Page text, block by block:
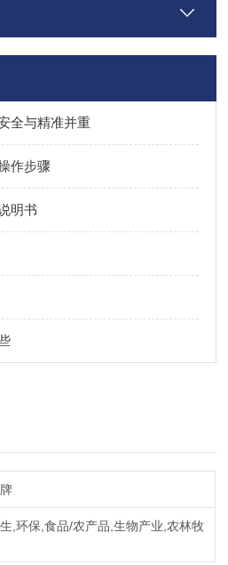
全与精准并重
作步骤
明书
,环保,食品/农产品,生物产业,农林牧